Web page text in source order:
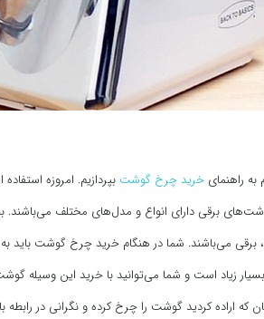
راهنمای خرید چرخ گوشت بپردازیم. امروزه
برقی دارای انواع و مدل‌های مختلف
زیاد است و شما می‌توانید با خرید این وسیله
که اراده کردید گوشت را چرخ کرده و نگرانی در